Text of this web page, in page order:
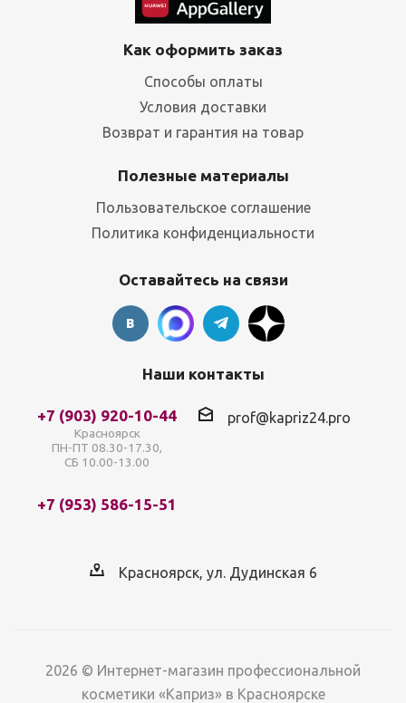
Как оформить заказ
Способы оплаты
Условия доставки
Возврат и гарантия на товар
Полезные материалы
Пользовательское соглашение
Политика конфиденциальности
Оставайтесь на связи
Наши контакты
+7 (903) 920-10-44
Красноярск
ПН-ПТ 08.30-17.30,
СБ 10.00-13.00
+7 (953) 586-15-51
prof@kapriz24.pro
Красноярск, ул. Дудинская 6
2026 © Интернет-магазин профессиональной
косметики «Каприз» в Красноярске